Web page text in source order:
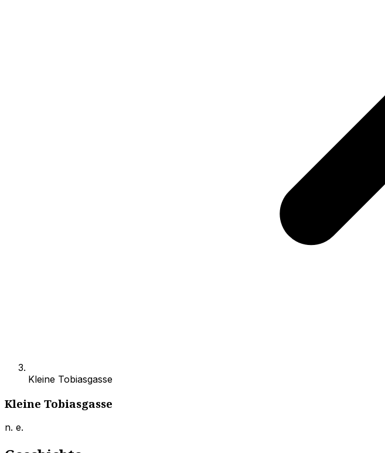
Kleine Tobiasgasse
Kleine Tobiasgasse
n. e.